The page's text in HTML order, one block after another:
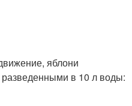
яблони
в 10 л воды: